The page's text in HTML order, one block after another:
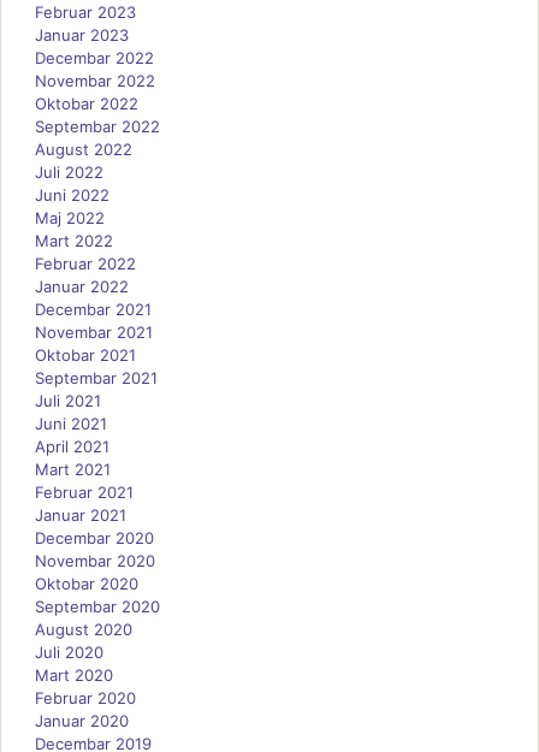
Februar 2023
Januar 2023
Decembar 2022
Novembar 2022
Oktobar 2022
Septembar 2022
August 2022
Juli 2022
Juni 2022
Maj 2022
Mart 2022
Februar 2022
Januar 2022
Decembar 2021
Novembar 2021
Oktobar 2021
Septembar 2021
Juli 2021
Juni 2021
April 2021
Mart 2021
Februar 2021
Januar 2021
Decembar 2020
Novembar 2020
Oktobar 2020
Septembar 2020
August 2020
Juli 2020
Mart 2020
Februar 2020
Januar 2020
Decembar 2019